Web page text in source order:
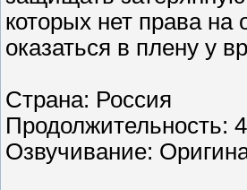
которых нет права
оказаться в плену у
Страна: Россия
Продолжительность:
Озвучивание: